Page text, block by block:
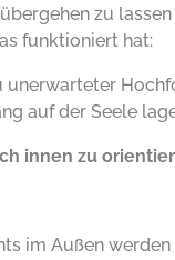
zu
funktioniert hat:
unerwarteter
auf der Seele
innen zu
im Außen